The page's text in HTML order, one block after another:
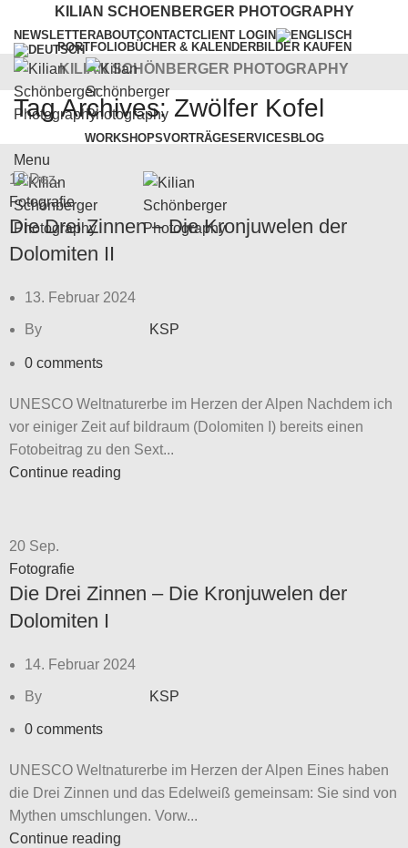
KILIAN SCHOENBERGER PHOTOGRAPHY
NEWSLETTERABOUTCONTACTCLIENT LOGIN
KILIAN SCHÖNBERGER PHOTOGRAPHY
PORTFOLIOBÜCHER & KALENDERBILDER KAUFEN
WORKSHOPSVORTRÄGESERVICES BLOG
Menu
Tag Archives: Zwölfer Kofel
18Dez.
Fotografie
Die Drei Zinnen – Die Kronjuwelen der
Dolomiten II
13. Februar 2024
By KSP
0 comments
UNESCO Weltnaturerbe im Herzen der Alpen Nachdem ich
vor einiger Zeit auf bildraum (Dolomiten I) bereits einen
Fotobeitrag zu den Sext...
Continue reading
20 Sep.
Fotografie
Die Drei Zinnen – Die Kronjuwelen der
Dolomiten I
14. Februar 2024
By KSP
0 comments
UNESCO Weltnaturerbe im Herzen der Alpen Eines haben
die Drei Zinnen und das Edelweiß gemeinsam: Sie sind von
Mythen umschlungen. Vorw...
Continue reading